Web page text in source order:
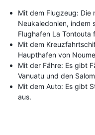
Mit dem Flugzeug: Die
Neukaledonien, indem
Flughafen La Tontouta
Mit dem
Haupthafen von
Mit der Fähre: Es gibt
Vanuatu und den
Mit dem Auto: Es gibt
aus.